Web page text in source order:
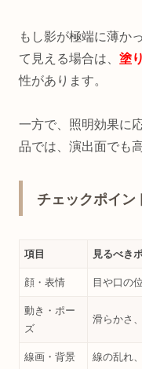
もし影が極端に薄か
て見える場合は、 塗
性があります。
一方で、照明効果に
品では、演出面でも
チェックポイン
項目 見るべき
顔・表情 目や口の
動き・ポー
ズ
滑らかさ
線画・背景 線の乱れ